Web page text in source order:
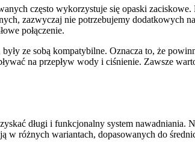
często wykorzystuje się opaski
zazwyczaj nie potrzebujemy dodatkowych
połączenie.
ze sobą kompatybilne. Oznacza to, że
na przepływ wody i ciśnienie. Zawsze
długi i funkcjonalny system nawadniania.
w różnych wariantach, dopasowanych do